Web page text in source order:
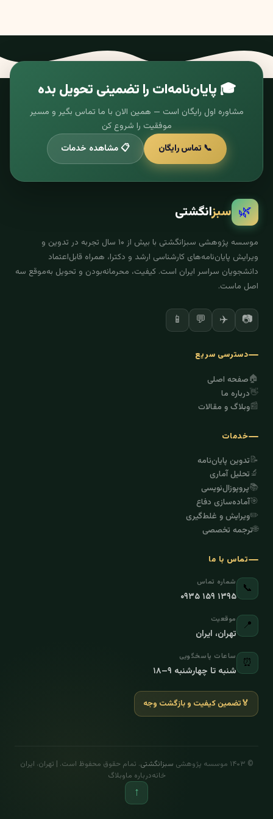
🎓 پایان‌نامه‌ات را تضمینی تحویل بده
مشاوره اول رایگان است — همین الان با ما تماس بگیر و مسیر
موفقیت را شروع کن
📞 تماس رایگان
📋 مشاهده خدمات
🌿 سبزانگشتی
موسسه پژوهشی سبزانگشتی با بیش از ۱۰ سال تجربه در تدوین و
ویرایش پایان‌نامه‌های کارشناسی ارشد و دکترا، همراه قابل‌اعتماد
دانشجویان سراسر ایران است. کیفیت، محرمانه‌بودن و تحویل به‌موقع سه
اصل ماست.
📷
✈️
💬
📱
دسترسی سریع
🏠صفحه اصلی
👋درباره ما
📰وبلاگ و مقالات
خدمات
📝تدوین پایان‌نامه
🔬تحلیل آماری
📚پروپوزال‌نویسی
🎯آماده‌سازی دفاع
✏️ویرایش و غلط‌گیری
🌐ترجمه تخصصی
تماس با ما
📞 شماره تماس
۰۹۳۵ ۱۵۹ ۱۳۹۵
📍 موقعیت
تهران، ایران
⏰ ساعات پاسخگویی
شنبه تا چهارشنبه ۹–۱۸
🏅تضمین کیفیت و بازگشت وجه
© ۱۴۰۳ موسسه پژوهشی سبزانگشتی. تمام حقوق محفوظ است. | تهران، ایران
خانهدرباره ماوبلاگ
↑